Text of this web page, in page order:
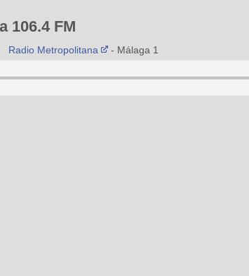
106.4 FM
Radio Metropolitana - Málaga 106.4 FM